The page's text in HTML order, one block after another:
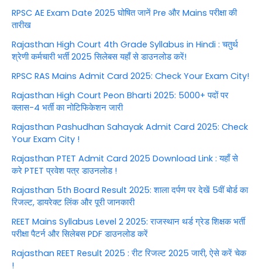
RPSC AE Exam Date 2025 घोषित जानें Pre और Mains परीक्षा की
तारीख
Rajasthan High Court 4th Grade Syllabus in Hindi : चतुर्थ
श्रेणी कर्मचारी भर्ती 2025 सिलेबस यहाँ से डाउनलोड करें!
RPSC RAS Mains Admit Card 2025: Check Your Exam City!
Rajasthan High Court Peon Bharti 2025: 5000+ पदों पर
क्लास-4 भर्ती का नोटिफिकेशन जारी
Rajasthan Pashudhan Sahayak Admit Card 2025: Check
Your Exam City !
Rajasthan PTET Admit Card 2025 Download Link : यहाँ से
करे PTET प्रवेश पत्र डाउनलोड !
Rajasthan 5th Board Result 2025: शाला दर्पण पर देखें 5वीं बोर्ड का
रिजल्ट, डायरेक्ट लिंक और पूरी जानकारी
REET Mains Syllabus Level 2 2025: राजस्थान थर्ड ग्रेड शिक्षक भर्ती
परीक्षा पैटर्न और सिलेबस PDF डाउनलोड करें
Rajasthan REET Result 2025 : रीट रिजल्ट 2025 जारी, ऐसे करें चेक
!